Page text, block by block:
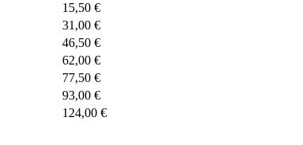
15,50 €
31,00 €
46,50 €
62,00 €
77,50 €
93,00 €
124,00 €